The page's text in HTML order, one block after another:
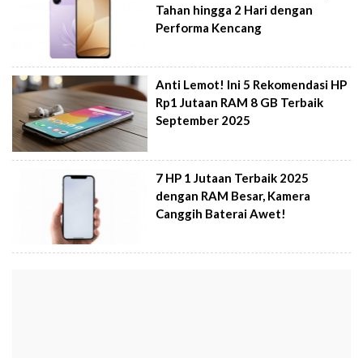
Tahan hingga 2 Hari dengan
Performa Kencang
Anti Lemot! Ini 5 Rekomendasi HP
Rp1 Jutaan RAM 8 GB Terbaik
September 2025
7 HP 1 Jutaan Terbaik 2025
dengan RAM Besar, Kamera
Canggih Baterai Awet!